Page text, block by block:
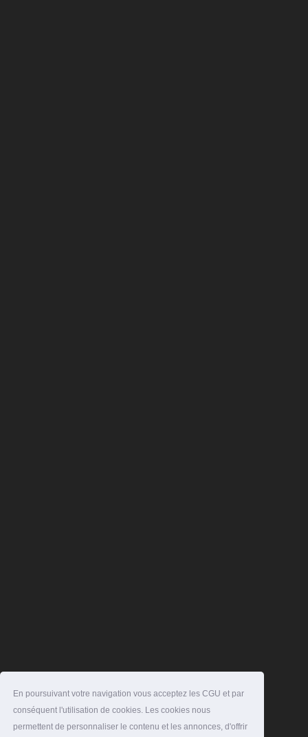
En poursuivant votre navigation vous acceptez les CGU et par
conséquent l'utilisation de cookies. Les cookies nous
permettent de personnaliser le contenu et les annonces, d'offrir